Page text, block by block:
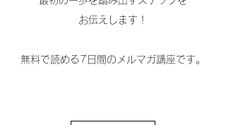
お伝えします！
無料で読める7日間のメルマガ講座です。